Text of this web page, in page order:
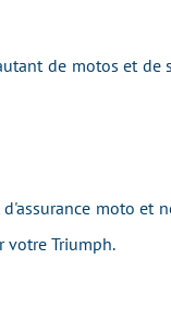
de motos et de
moto et
votre Triumph.